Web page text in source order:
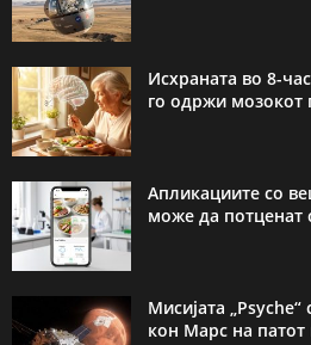
Исхраната во 8-
го одржи мозокот
Апликациите со
може да потценат
Мисијата
кон Марс на